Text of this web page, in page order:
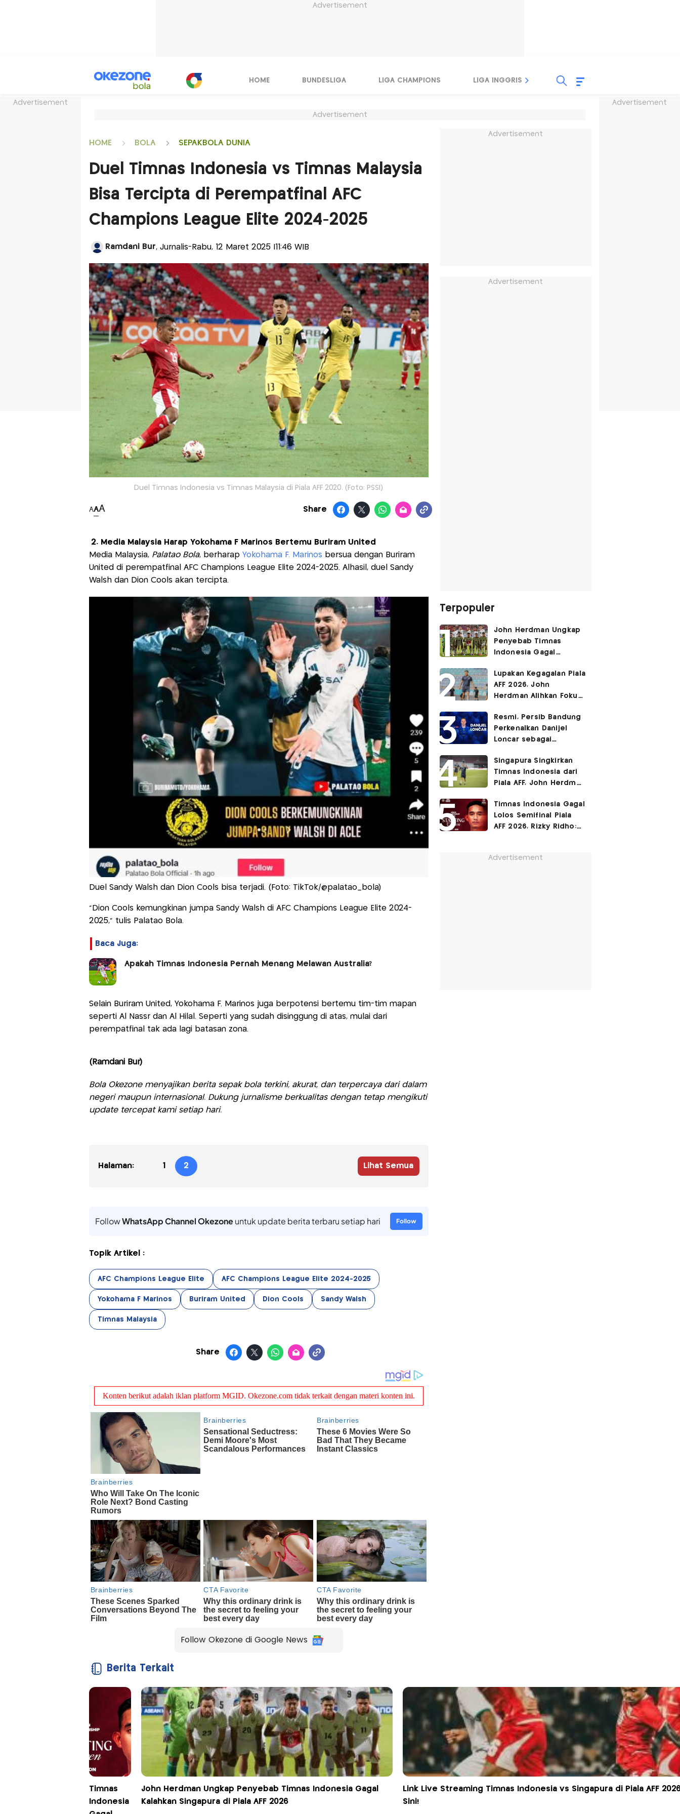
Advertisement
Advertisement Advertisement
HOME BUNDESLIGA LIGA CHAMPIONS LIGA INGGRIS LIGA ITALIA
Advertisement
HOME BOLA SEPAKBOLA DUNIA
Duel Timnas Indonesia vs Timnas Malaysia
Bisa Tercipta di Perempatfinal AFC
Champions League Elite 2024-2025
Ramdani Bur, Jurnalis-Rabu, 12 Maret 2025 |11:46 WIB
Duel Timnas Indonesia vs Timnas Malaysia di Piala AFF 2020. (Foto: PSSI)
AAA Share
2. Media Malaysia Harap Yokohama F Marinos Bertemu Buriram United
Media Malaysia,Palatao Bola, berharap Yokohama F. Marinos bersua dengan Buriram
United di perempatfinal AFC Champions League Elite 2024-2025. Alhasil, duel Sandy
Walsh dan Dion Cools akan tercipta.
Duel Sandy Walsh dan Dion Cools bisa terjadi. (Foto: TikTok/@palatao_bola)
“Dion Cools kemungkinan jumpa Sandy Walsh di AFC Champions League Elite 2024-
2025,” tulis Palatao Bola.
Baca Juga:
Apakah Timnas Indonesia Pernah Menang Melawan Australia?
Selain Buriram United, Yokohama F. Marinos juga berpotensi bertemu tim-tim mapan
seperti Al Nassr dan Al Hilal. Seperti yang sudah disinggung di atas, mulai dari
perempatfinal tak ada lagi batasan zona.
(Ramdani Bur)
Bola Okezone menyajikan berita sepak bola terkini, akurat, dan terpercaya dari dalam
negeri maupun internasional. Dukung jurnalisme berkualitas dengan tetap mengikuti
update tercepat kami setiap hari.
Halaman: 1 2 Lihat Semua
FollowWhatsApp Channel Okezoneuntuk update berita terbaru setiap hari Follow
Topik Artikel :
AFC Champions League Elite AFC Champions League Elite 2024-2025
Yokohama F Marinos Buriram United Dion Cools Sandy Walsh
Timnas Malaysia
Share
Follow Okezone di Google News
Berita Terkait
Timnas
Indonesia
John Herdman Ungkap Penyebab Timnas Indonesia Gagal
Kalahkan Singapura di Piala AFF 2026
Link Live Streaming Timnas Indonesia vs Singapura di Piala AFF
Sini!
Advertisement
Advertisement
Terpopuler
John Herdman Ungkap
Penyebab Timnas
Indonesia Gagal
Piala AFF 2026
Lupakan Kegagalan Piala
AFF 2026, John
Herdman Alihkan Fokus
FIFA ASEAN Cup
Resmi, Persib Bandung
Perkenalkan Danijel
Loncar sebagai
Singapura Singkirkan
Timnas Indonesia dari
Piala AFF, John Herdman
FIFA ASEAN Cup 2026
Timnas Indonesia Gagal
Lolos Semifinal Piala
AFF 2026, Rizky Ridho:
Advertisement